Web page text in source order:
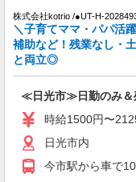
キープ
派遣社員
（株）ウィルオブ・ワ
高齢
キープ
株式会社kotrio /●UT-H-
＼子育てママ・パパ活
補助など！残業なし・
と両立◎
≪日光市≫日勤のみ＆
時給1500円〜
日光市内
今市駅から車で